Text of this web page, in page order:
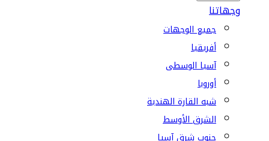
وجهاتنا
جميع الوجهات
أفريقيا
آسيا الوسطى
أوروبا
شبه القارة الهندية
الشرق الأوسط
جنوب شرق آسيا